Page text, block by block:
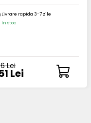
Livrare rapida 3-7 zile
In stoc
Lei
Lei